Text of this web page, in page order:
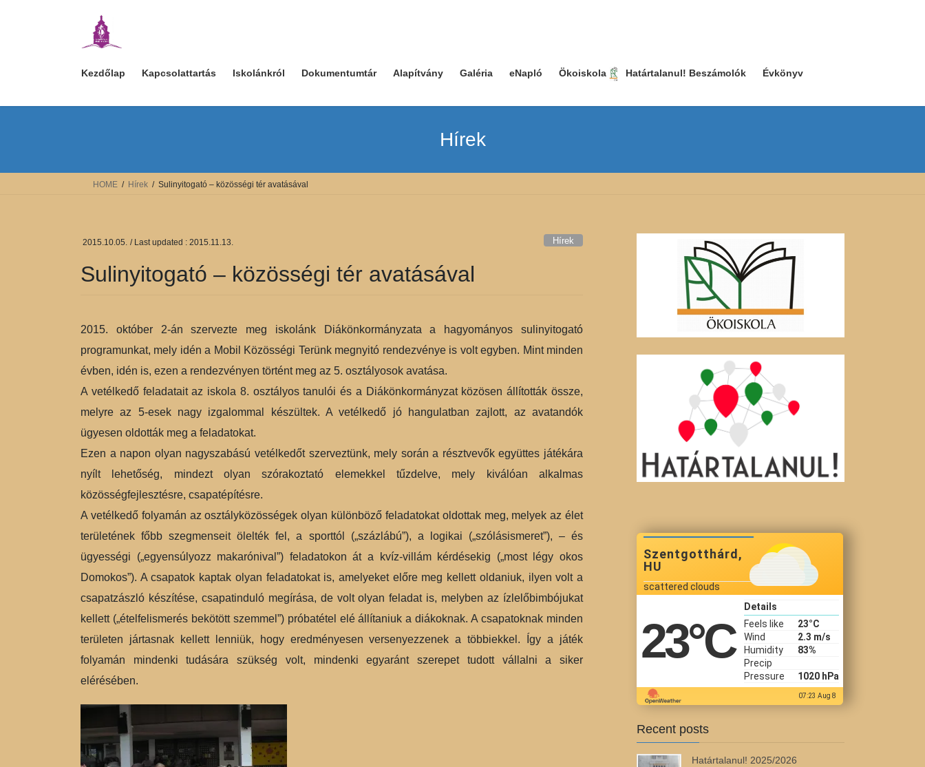
Kezdőlap Kapcsolattartás Iskolánkról Dokumentumtár Alapítvány Galéria eNapló Ökoiskola Határtalanul! Beszámolók Évkönyv
Hírek
HOME Hírek Sulinyitogató – közösségi tér avatásával
2015.10.05. / Last updated : 2015.11.13. Hírek
Sulinyitogató – közösségi tér avatásával
2015. október 2-án szervezte meg iskolánk Diákönkormányzata a hagyományos sulinyitogató
programunkat, mely idén a Mobil Közösségi Terünk megnyitó rendezvénye is volt egyben. Mint minden
évben, idén is, ezen a rendezvényen történt meg az 5. osztályosok avatása.
A vetélkedő feladatait az iskola 8. osztályos tanulói és a Diákönkormányzat közösen állították össze,
melyre az 5-esek nagy izgalommal készültek. A vetélkedő jó hangulatban zajlott, az avatandók
ügyesen oldották meg a feladatokat.
Ezen a napon olyan nagyszabású vetélkedőt szerveztünk, mely során a résztvevők együttes játékára
nyílt lehetőség, mindezt olyan szórakoztató elemekkel tűzdelve, mely kiválóan alkalmas
közösségfejlesztésre, csapatépítésre.
A vetélkedő folyamán az osztályközösségek olyan különböző feladatokat oldottak meg, melyek az élet
területének főbb szegmenseit ölelték fel, a sporttól („százlábú”), a logikai („szólásismeret”), – és
ügyességi („egyensúlyozz makarónival”) feladatokon át a kvíz-villám kérdésekig („most légy okos
Domokos”). A csapatok kaptak olyan feladatokat is, amelyeket előre meg kellett oldaniuk, ilyen volt a
csapatzászló készítése, csapatinduló megírása, de volt olyan feladat is, melyben az ízlelőbimbójukat
kellett („ételfelismerés bekötött szemmel”) próbatétel elé állítaniuk a diákoknak. A csapatoknak minden
területen jártasnak kellett lenniük, hogy eredményesen versenyezzenek a többiekkel. Így a játék
folyamán mindenki tudására szükség volt, mindenki egyaránt szerepet tudott vállalni a siker
elérésében.
Szentgotthárd,
HU
scattered clouds
23°C
Details
Feels like
23°C
Wind
2.3 m/s
Humidity
83%
Precip
Pressure
1020 hPa
07:23 Aug 8
Recent posts
Határtalanul! 2025/2026